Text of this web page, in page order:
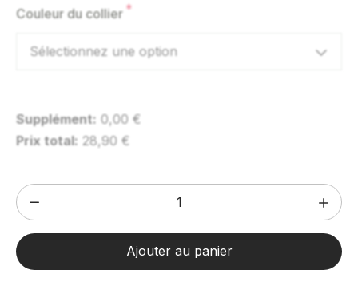
Couleur du collier *
Sélectionnez une option
Supplément: 0,00 €
Prix total: 28,90 €
quantité
de
Collier
Prénom(s)
Ajouter au panier